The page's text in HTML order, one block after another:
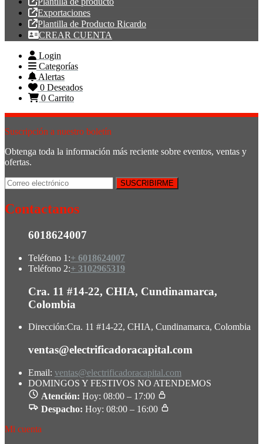
Exportaciones
Plantilla de Producto Ricardo
CREAR CUENTA
Login
Categorías
Alertas
0 Deseados
0 Carrito
Suscripción a nuestro boletín
Obtenga toda la información más reciente sobre eventos, ventas y
ofertas.
Contactanos
6018624007
Teléfono 1:+ 6018624007
Teléfono 2:+ 3102965319
Cra. 11 #14-22, CHIA, Cundinamarca,
Colombia
Dirección:Cra. 11 #14-22, CHIA, Cundinamarca, Colombia
ventas@electrificadoracapital.com
Email: ventas@electrificadoracapital.com
DOMINGOS Y FESTIVOS NO ATENDEMOS
Atención: Hoy: 08:00 – 17:00
Despacho: Hoy: 08:00 – 16:00
Mi cuenta